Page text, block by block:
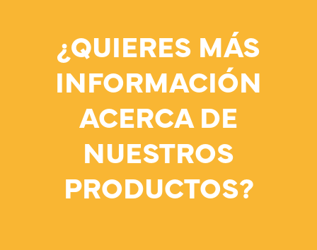
¿QUIERES MÁS
INFORMACIÓN
ACERCA DE
NUESTROS
PRODUCTOS?